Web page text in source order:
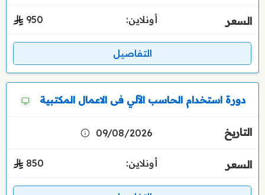
أونلاين: 950
التفاصيل
دورة استخدام الحاسب الآلي فى الاعمال المكتبية
09/08/2026
أونلاين: 850